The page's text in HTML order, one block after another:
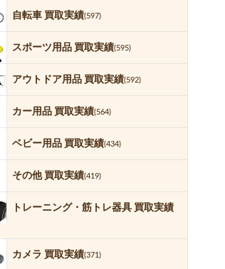
自転車 買取実績(597)
スポーツ用品 買取実績(595)
アウトドア用品 買取実績(592)
カー用品 買取実績(564)
ベビー用品 買取実績(434)
その他 買取実績(419)
トレーニング・筋トレ器具 買取実績
カメラ 買取実績(371)